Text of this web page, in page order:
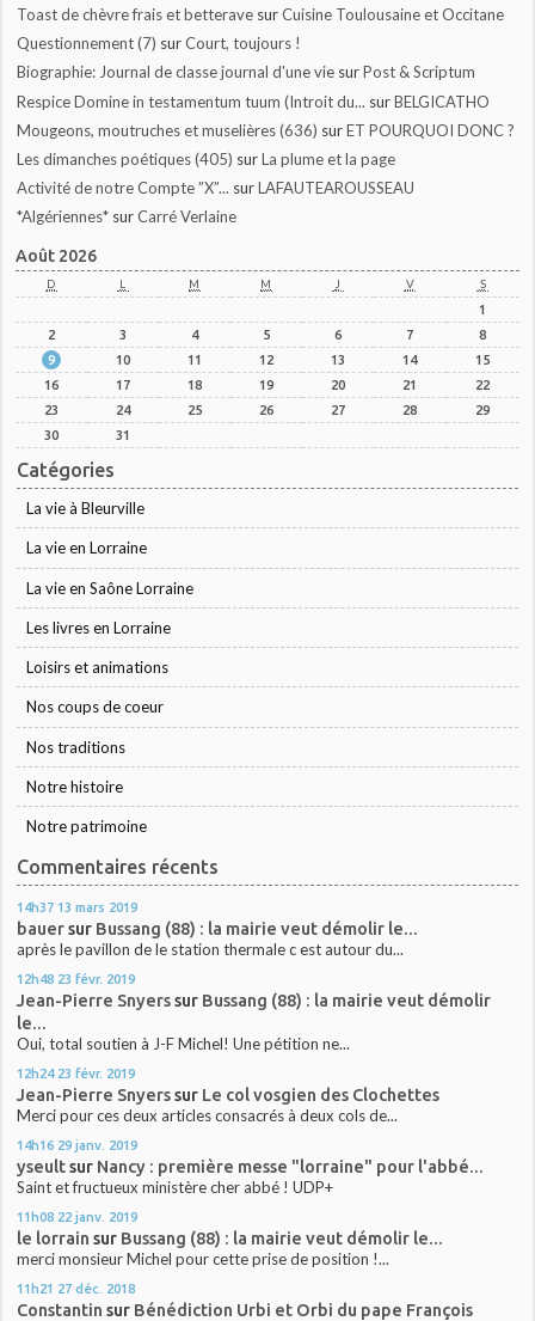
Toast de chèvre frais et betterave surCuisine Toulousaine et Occitane
Questionnement (7) surCourt, toujours !
Biographie: Journal de classe journal d'une vie surPost & Scriptum
Respice Domine in testamentum tuum (Introit du... surBELGICATHO
Mougeons, moutruches et muselières (636) surET POURQUOI DONC ?
Les dimanches poétiques (405) surLa plume et la page
Activité de notre Compte ”X”... surLAFAUTEAROUSSEAU
*Algériennes* surCarré Verlaine
Août 2026
D L M M J V S
1
2
3 4 5 6 7
8
9
10 11 12 13 14
15
16
17 18 19 20 21
22
23
24 25 26 27 28
29
30
31
Catégories
La vie à Bleurville
La vie en Lorraine
La vie en Saône Lorraine
Les livres en Lorraine
Loisirs et animations
Nos coups de coeur
Nos traditions
Notre histoire
Notre patrimoine
Commentaires récents
14h37 13 mars 2019
bauersur Bussang (88) : la mairie veut démolir le...
après le pavillon de le station thermale c est autour du...
12h48 23 févr. 2019
Jean-Pierre Snyerssur Bussang (88) : la mairie veut démolir
le...
Oui, total soutien à J-F Michel! Une pétition ne...
12h24 23 févr. 2019
Jean-Pierre Snyerssur Le col vosgien des Clochettes
Merci pour ces deux articles consacrés à deux cols de...
14h16 29 janv. 2019
yseultsur Nancy : première messe "lorraine" pour l'abbé...
Saint et fructueux ministère cher abbé ! UDP+
11h08 22 janv. 2019
le lorrain sur Bussang (88) : la mairie veut démolir le...
merci monsieur Michel pour cette prise de position !...
11h21 27 déc. 2018
Constantin sur Bénédiction Urbi et Orbi du pape François